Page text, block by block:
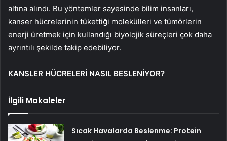
altına alındı. Bu yöntemler sayesinde bilim insanları,
kanser hücrelerinin tükettiği molekülleri ve tümörlerin
enerji üretmek için kullandığı biyolojik süreçleri çok daha
ayrıntılı şekilde takip edebiliyor.
KANSLER HÜCRELERİ NASIL BESLENİYOR?
İlgili Makaleler
Sıcak Havalarda Beslenme: Protein